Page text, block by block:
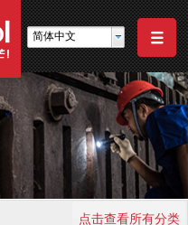
简体中文
点击查看所有分类